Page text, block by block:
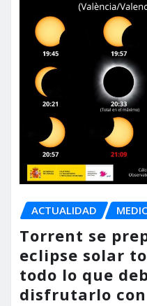
ACTUALIDAD
Torrent se
eclipse solar
todo lo que
disfrutarlo